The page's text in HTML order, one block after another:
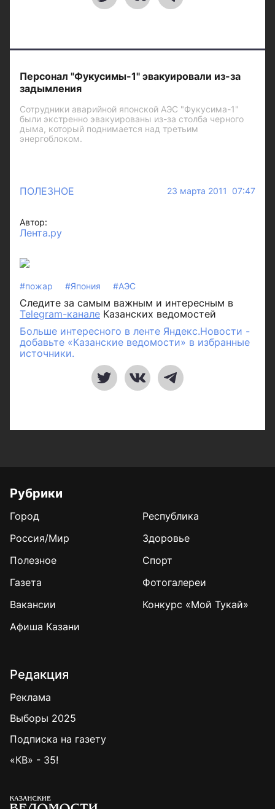
Персонал "Фукусимы-1" эвакуировали из-за
задымления
Сотрудники аварийной японской АЭС "Фукусима-1"
были экстренно эвакуированы из-за столба черного
дыма, который поднимается над третьим
энергоблоком.
ПОЛЕЗНОЕ 23 марта 2011 07:47
Автор:
Лента.ру
#пожар #Япония #АЭС
Следите за самым важным и интересным в
Telegram-канале Казанских ведомостей
Больше интересного в ленте Яндекс.Новости -
добавьте «Казанские ведомости» в избранные
источники.
Рубрики
Город
Республика
Россия/Мир
Здоровье
Полезное
Спорт
Газета
Фотогалереи
Вакансии
Конкурс «Мой Тукай»
Афиша Казани
Редакция
Реклама
Выборы 2025
Подписка на газету
«КВ» - 35!